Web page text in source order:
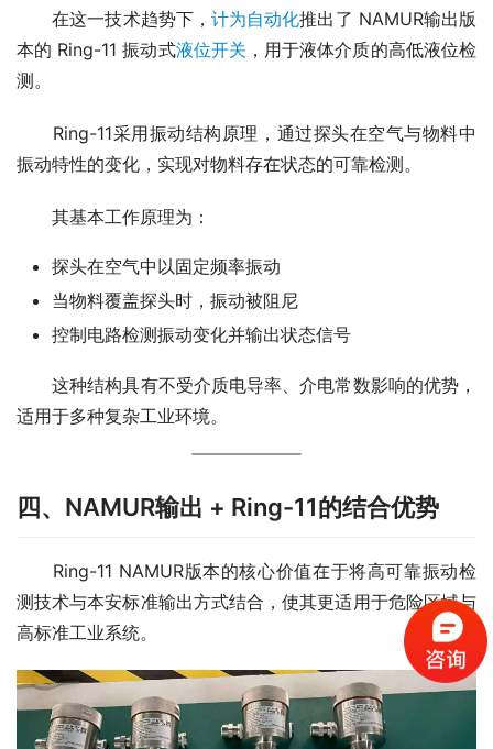
在这一技术趋势下， 计为自动化推出了 NAMUR输出版
本的 Ring-11 振动式液位开关 ，用于液体介质的高低液位检
测。
Ring-11采用振动结构原理，通过探头在空气与物料中
振动特性的变化，实现对物料存在状态的可靠检测。
其基本工作原理为：
探头在空气中以固定频率振动
当物料覆盖探头时，振动被阻尼
控制电路检测振动变化并输出状态信号
这种结构具有不受介质电导率、介电常数影响的优势，
适用于多种复杂工业环境。
四、NAMUR输出 + Ring-11的结合优势
Ring-11 NAMUR版本的核心价值在于将高可靠振动检
测技术与本安标准输出方式结合，使其更适用于危险区域与
高标准工业系统。